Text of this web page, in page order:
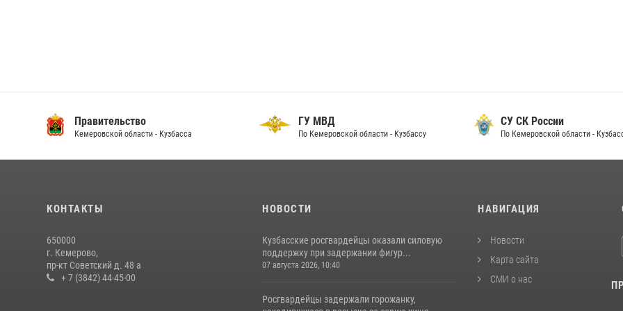
Правительство
Кемеровской области - Кузбасса
ГУ МВД
По Кемеровской области - Кузбассу
СУ СК России
По Кемеровской области -
КОНТАКТЫ
650000
г. Кемерово,
пр-кт Советский д. 48 а
+ 7 (3842) 44-45-00
НОВОСТИ
Кузбасские росгвардейцы оказали силовую
поддержку при задержании фигур...
07 августа 2026, 10:40
Росгвардейцы задержали горожанку,
НАВИГАЦИЯ
Новости
Карта сайта
СМИ о нас